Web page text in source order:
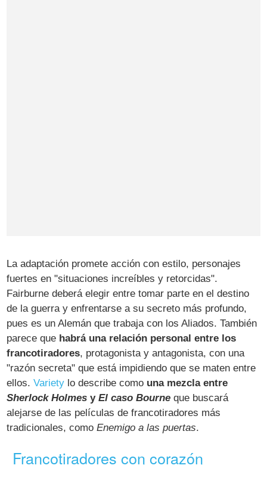
La adaptación promete acción con estilo, personajes
fuertes en "situaciones increíbles y retorcidas".
Fairburne deberá elegir entre tomar parte en el destino
de la guerra y enfrentarse a su secreto más profundo,
pues es un Alemán que trabaja con los Aliados. También
parece que habrá una relación personal entre los
francotiradores, protagonista y antagonista, con una
"razón secreta" que está impidiendo que se maten entre
ellos.Variety lo describe como una mezcla entre
Sherlock Holmes yEl caso Bourne que buscará
alejarse de las películas de francotiradores más
tradicionales, comoEnemigo a las puertas.
Francotiradores con corazón